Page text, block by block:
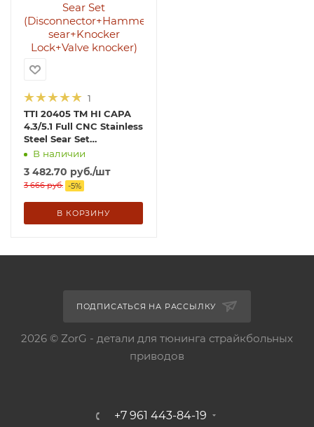
1
TTI 20405 TM HI CAPA
4.3/5.1 Full CNC Stainless
Steel Sear Set
(Disconnector+Hammer
Lock+Valve knocker)
В наличии
3 482.70 руб./шт
3 666руб. -5%
В КОРЗИНУ
ПОДПИСАТЬСЯ НА РАССЫЛКУ
2026 © ZorG - детали для тюнинга страйкбольных
приводов
+7 961 443-84-19